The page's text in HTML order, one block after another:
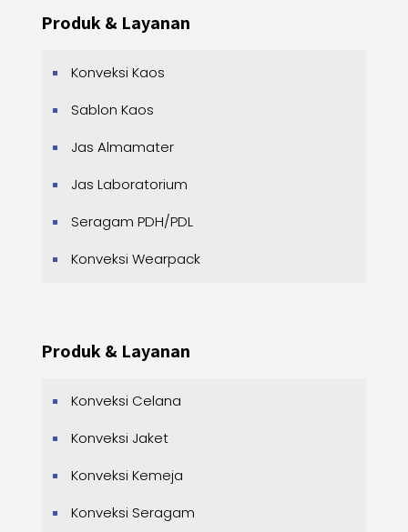
Produk & Layanan
Konveksi Kaos
Sablon Kaos
Jas Almamater
Jas Laboratorium
Seragam PDH/PDL
Konveksi Wearpack
Produk & Layanan
Konveksi Celana
Konveksi Jaket
Konveksi Kemeja
Konveksi Seragam